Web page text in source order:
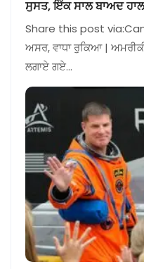
ਸੁਸਤ, ਇੱਕ ਸਾਲ ਬਾਅਦ
Share this post
ਅਸਰ, ਵਾਧਾ ਰੁਕਿਆ |
ਲਗਾਏ ਗਏ…